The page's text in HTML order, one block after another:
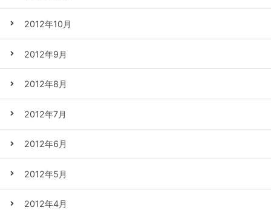
2012年10月
2012年9月
2012年8月
2012年7月
2012年6月
2012年5月
2012年4月